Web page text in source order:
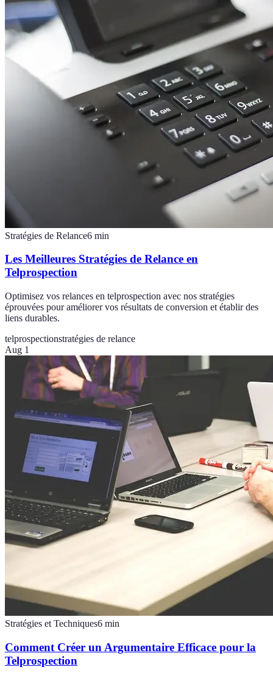
Stratégies de Relance6 min
Les Meilleures Stratégies de Relance en
Telprospection
Optimisez vos relances en telprospection avec nos stratégies
éprouvées pour améliorer vos résultats de conversion et établir des
liens durables.
telprospectionstratégies de relance
Aug 1
Stratégies et Techniques6 min
Comment Créer un Argumentaire Efficace pour la
Telprospection